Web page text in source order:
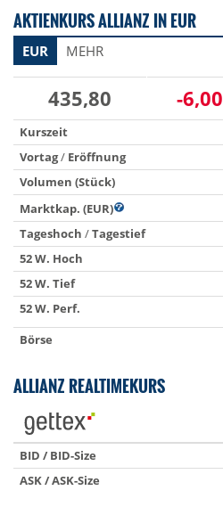
AKTIENKURS ALLIANZ IN EUR
EUR MEHR
435,80 -6,00
Kurszeit
Vortag/ Eröffnung
Volumen (Stück)
Marktkap. (EUR)
Tageshoch /Tagestief
52 W. Hoch
52 W. Tief
52 W. Perf.
Börse
ALLIANZ REALTIMEKURS
BID / BID-Size
ASK / ASK-Size